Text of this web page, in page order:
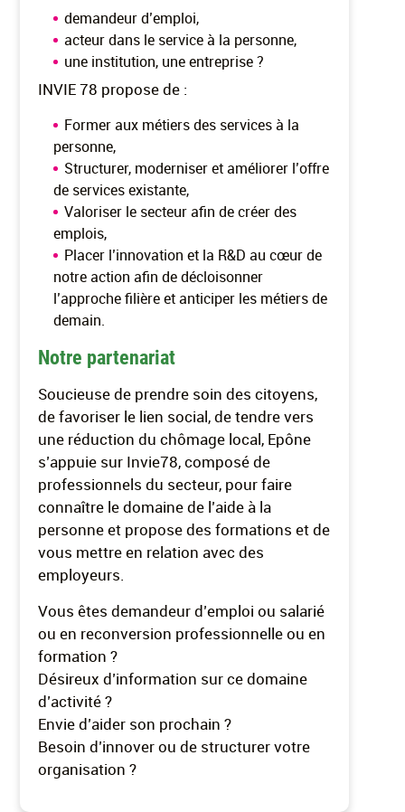
demandeur d’emploi,
acteur dans le service à la personne,
une institution, une entreprise ?
INVIE 78 propose de :
Former aux métiers des services à la
personne,
Structurer, moderniser et améliorer l’offre
de services existante,
Valoriser le secteur afin de créer des
emplois,
Placer l’innovation et la R&D au cœur de
notre action afin de décloisonner
l’approche filière et anticiper les métiers de
demain.
Notre partenariat
Soucieuse de prendre soin des citoyens,
de favoriser le lien social, de tendre vers
une réduction du chômage local, Epône
s’appuie sur Invie78, composé de
professionnels du secteur, pour faire
connaître le domaine de l’aide à la
personne et propose des formations et de
vous mettre en relation avec des
employeurs.
Vous êtes demandeur d’emploi ou salarié
ou en reconversion professionnelle ou en
formation ?
Désireux d’information sur ce domaine
d’activité ?
Envie d’aider son prochain ?
Besoin d’innover ou de structurer votre
organisation ?